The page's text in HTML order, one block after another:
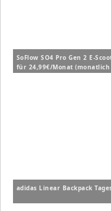
SoFlow SO4 Pro Gen 2 E-
für 24,99€/Monat
adidas Linear Backpack